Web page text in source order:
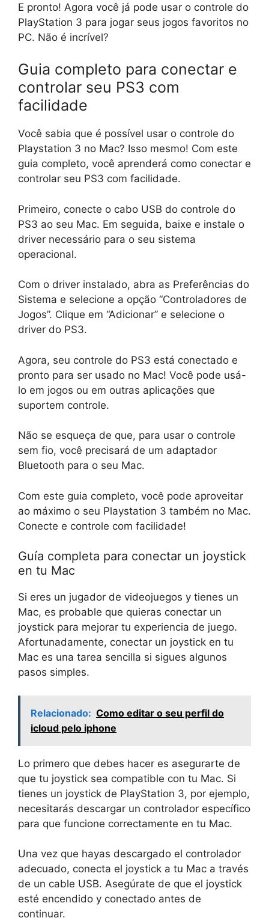
E pronto! Agora você já pode usar o controle do
PlayStation 3 para jogar seus jogos favoritos no
PC. Não é incrível?
Guia completo para conectar e
controlar seu PS3 com
facilidade
Você sabia que é possível usar o controle do
Playstation 3 no Mac? Isso mesmo! Com este
guia completo, você aprenderá como conectar e
controlar seu PS3 com facilidade.
Primeiro, conecte o cabo USB do controle do
PS3 ao seu Mac. Em seguida, baixe e instale o
driver necessário para o seu sistema
operacional.
Com o driver instalado, abra as Preferências do
Sistema e selecione a opção “Controladores de
Jogos”. Clique em “Adicionar” e selecione o
driver do PS3.
Agora, seu controle do PS3 está conectado e
pronto para ser usado no Mac! Você pode usá-
lo em jogos ou em outras aplicações que
suportem controle.
Não se esqueça de que, para usar o controle
sem fio, você precisará de um adaptador
Bluetooth para o seu Mac.
Com este guia completo, você pode aproveitar
ao máximo o seu Playstation 3 também no Mac.
Conecte e controle com facilidade!
Guía completa para conectar un joystick
en tu Mac
Si eres un jugador de videojuegos y tienes un
Mac, es probable que quieras conectar un
joystick para mejorar tu experiencia de juego.
Afortunadamente, conectar un joystick en tu
Mac es una tarea sencilla si sigues algunos
pasos simples.
Relacionado: Como editar o seu perfil do
icloud pelo iphone
Lo primero que debes hacer es asegurarte de
que tu joystick sea compatible con tu Mac. Si
tienes un joystick de PlayStation 3, por ejemplo,
necesitarás descargar un controlador específico
para que funcione correctamente en tu Mac.
Una vez que hayas descargado el controlador
adecuado, conecta el joystick a tu Mac a través
de un cable USB. Asegúrate de que el joystick
esté encendido y conectado antes de
continuar.